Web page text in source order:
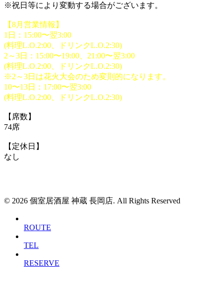
※祝日等により変動する場合がございます。
【8月営業情報】
1日：15:00〜翌3:00
(料理L.O.2:00、ドリンクL.O.2:30)
2～3日：15:00〜19:00、21:00〜翌3:00
(料理L.O.2:00、ドリンクL.O.2:30)
※2～3日は花火大会のため変則的になります。
10〜13日：17:00〜翌3:00
(料理L.O.2:00、ドリンクL.O.2:30)
【席数】
74席
【定休日】
なし
© 2026 個室居酒屋 神蔵 長岡店. All Rights Reserved
ROUTE
TEL
RESERVE